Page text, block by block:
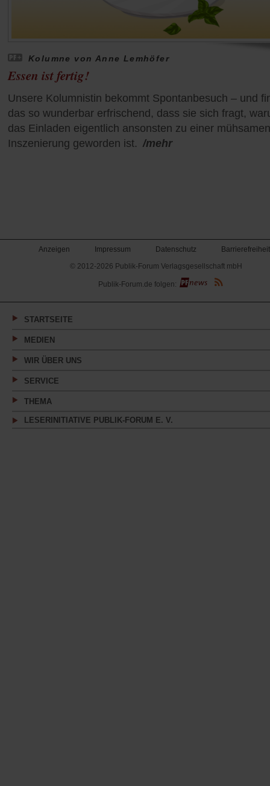
Kolumne von Anne Lemhöfer
Essen ist fertig!
Unsere Kolumnistin bekommt Spontanbesuch – und
das so wunderbar erfrischend, dass sie sich fragt,
das Einladen eigentlich ansonsten zu einer mühsamen
Inszenierung geworden ist. /mehr
Anzeigen Impressum Datenschutz
Barrierefreiheit
© 2012-2026 Publik-Forum Verlagsgesellschaft mbH
(Öffnet
in
neuen
Publik-Forum.de folgen:
STARTSEITE
MEDIEN
WIR ÜBER UNS
SERVICE
THEMA
LESERINITIATIVE PUBLIK-FORUM E. V.